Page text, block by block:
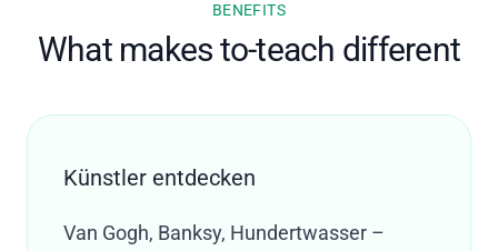
BENEFITS
What makes to-teach different
Künstler entdecken
Van Gogh, Banksy, Hundertwasser –